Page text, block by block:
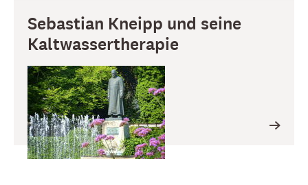
Sebastian Kneipp und seine
Kaltwassertherapie